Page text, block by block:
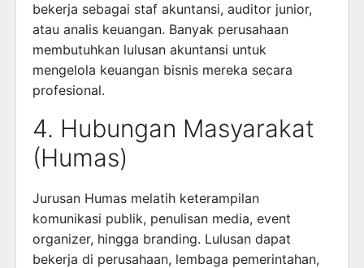
bekerja sebagai staf akuntansi, auditor junior,
atau analis keuangan. Banyak perusahaan
membutuhkan lulusan akuntansi untuk
mengelola keuangan bisnis mereka secara
profesional.
4. Hubungan Masyarakat
(Humas)
Jurusan Humas melatih keterampilan
komunikasi publik, penulisan media, event
organizer, hingga branding. Lulusan dapat
bekerja di perusahaan, lembaga pemerintahan,